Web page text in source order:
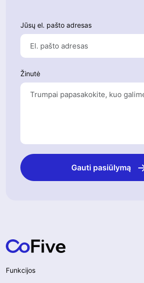
Jūsų el. pašto adresas
Žinutė
Gauti pasiūlymą
Funkcijos